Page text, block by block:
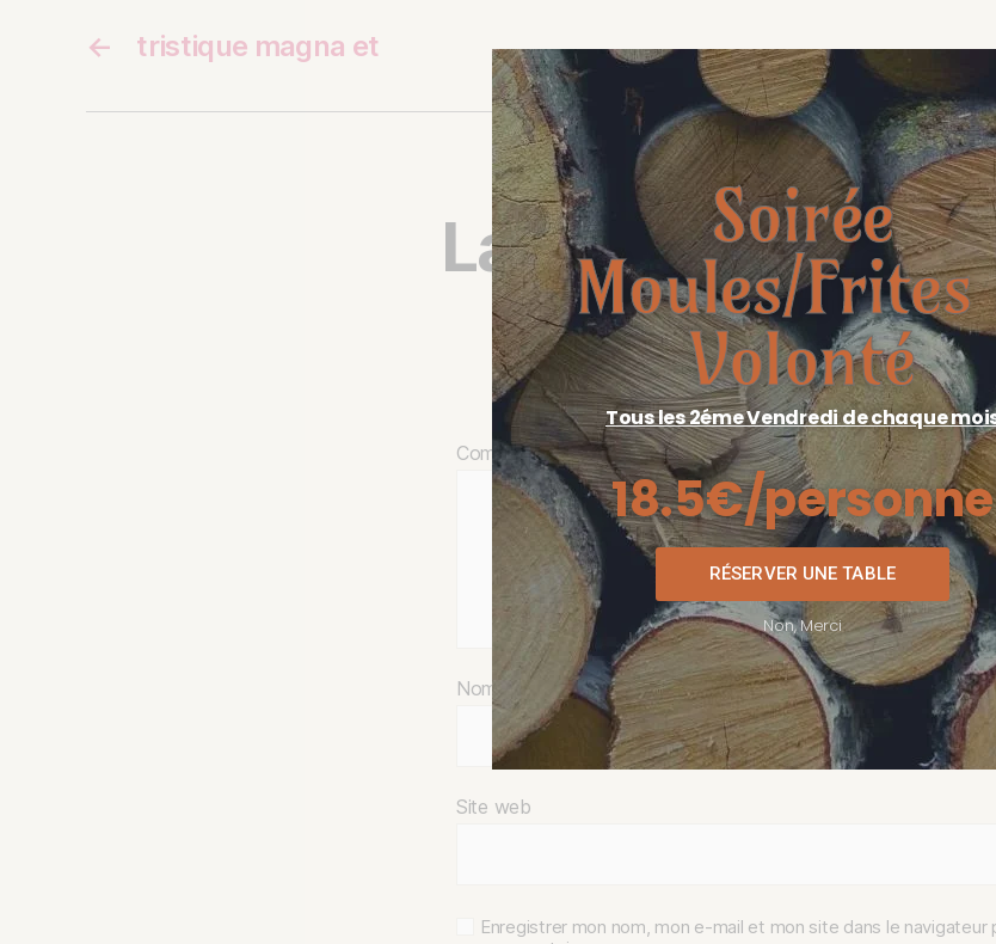
← tristique magna et
Laisser un
Votre adresse e-mail ne sera pas publiée.
Les champs obligatoires sont indiqués avec
Commentaire*
Nom * E-mail*
Site web
Enregistrer mon nom, mon e-mail et mon site dans le navigateur
Soirée
Moules/Frites
Volonté
Tous les 2éme Vendredi de chaque
18.5€/personne
RÉSERVER UNE TABLE
Non, Merci